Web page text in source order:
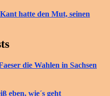
hatte den Mut, seinen
die Wahlen in Sachsen
eben, wie´s geht